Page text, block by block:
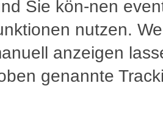
Sie kön-nen
nutzen.
anzeigen
genannte